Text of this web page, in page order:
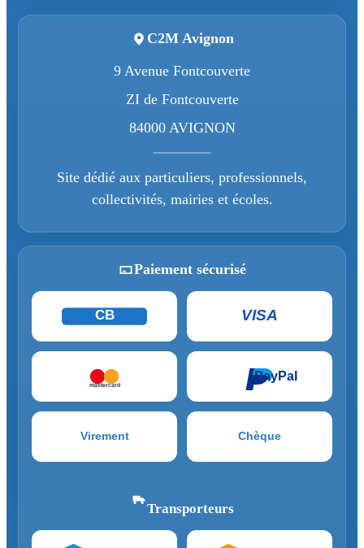
C2M Avignon
9 Avenue Fontcouverte
ZI de Fontcouverte
84000 AVIGNON
Site dédié aux particuliers, professionnels,
collectivités, mairies et écoles.
Paiement sécurisé
CB VISA
mastercard
PayPal
Virement Chèque
Transporteurs